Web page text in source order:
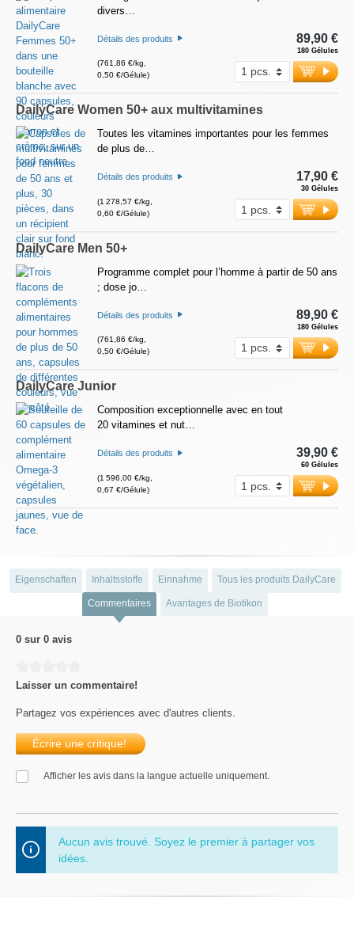
divers…
Détails des produits
(761,86 €/kg,
0,50 €/Gélule)
180 Gélules
89,90 €
DailyCare Women 50+ aux multivitamines
Toutes les vitamines importantes pour les femmes
de plus de…
Détails des produits
(1 278,57 €/kg,
0,60 €/Gélule)
30 Gélules
17,90 €
DailyCare Men 50+
Programme complet pour l’homme à partir de 50 ans
; dose jo…
Détails des produits
(761,86 €/kg,
0,50 €/Gélule)
180 Gélules
89,90 €
DailyCare Junior
Composition exceptionnelle avec en tout
20 vitamines et nut…
Détails des produits
(1 596,00 €/kg,
0,67 €/Gélule)
60 Gélules
39,90 €
Eigenschaften Inhaltsstoffe Einnahme Tous les produits DailyCare
Commentaires Avantages de Biotikon
0 sur 0 avis
Laisser un commentaire!
Partagez vos expériences avec d'autres clients.
Écrire une critique!
Afficher les avis dans la langue actuelle uniquement.
Aucun avis trouvé. Soyez le premier à partager vos
idées.